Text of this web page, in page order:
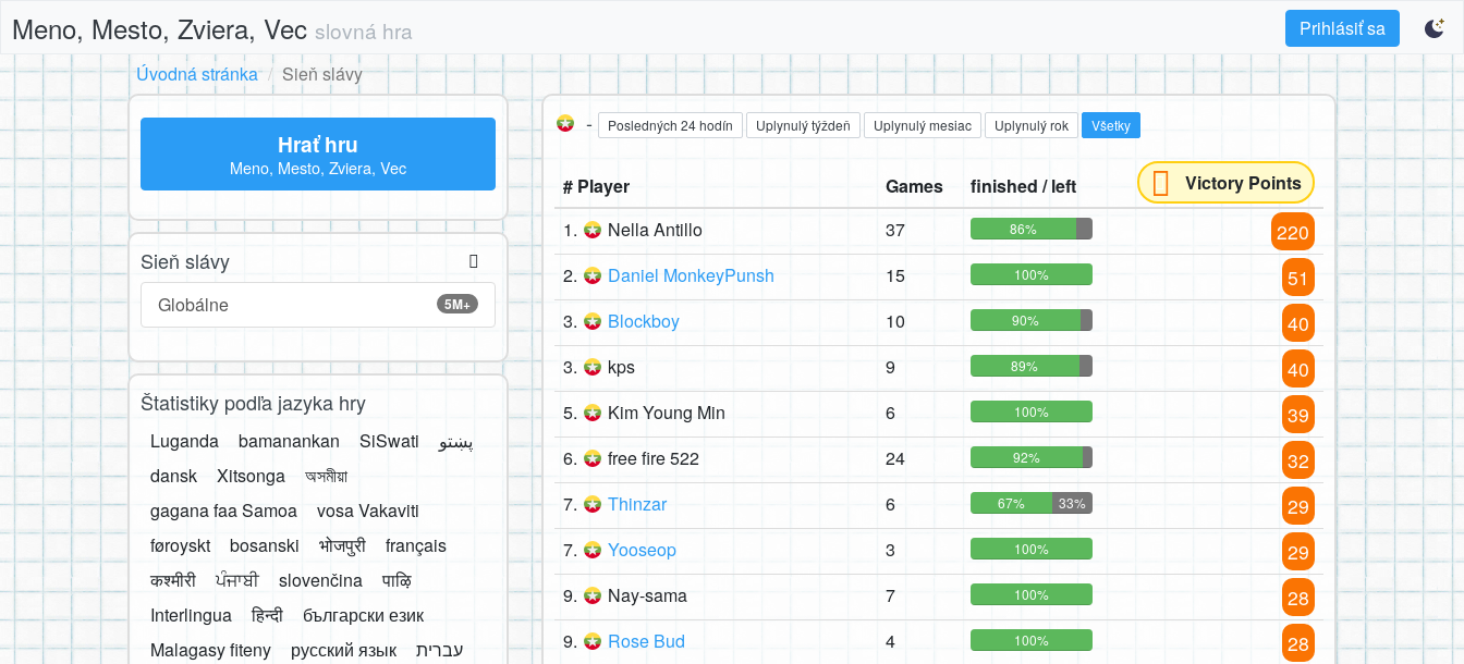
Meno, Mesto, Zviera, Vec slovná hra
Prihlásiť sa
Úvodná stránka
Sieň slávy
- Posledných 24 hodín Uplynulý týždeň Uplynulý mesiac Uplynulý rok Všetky
# Player Games finished / left
Victory Points
1.
Nella Antillo 37 86% 220
2. Daniel MonkeyPunsh 15 100% 51
3. Blockboy 10 90% 40
3. kps 9 89% 40
5. Kim Young Min 6 100% 39
6. free fire 522 24 92% 32
7. Thinzar 6 67% 33% 29
7. Yooseop 3 100% 29
9. Nay-sama 7 100% 28
9. Rose Bud 4 100% 28
Hrať hru
Meno, Mesto, Zviera, Vec
Sieň slávy
5M+
Globálne
Štatistiky podľa jazyka hry
Luganda bamanankan SiSwati
پښتو
dansk
Xitsonga
অসমীয়া
gagana faa Samoa
vosa Vakaviti
føroyskt
bosanski भोजपुरी
français
कश्मीरी
ਪੰਜਾਬੀ slovenčina
पाऴि
Interlingua
हिन्दी
български език
Malagasy fiteny
русский язык
עברית